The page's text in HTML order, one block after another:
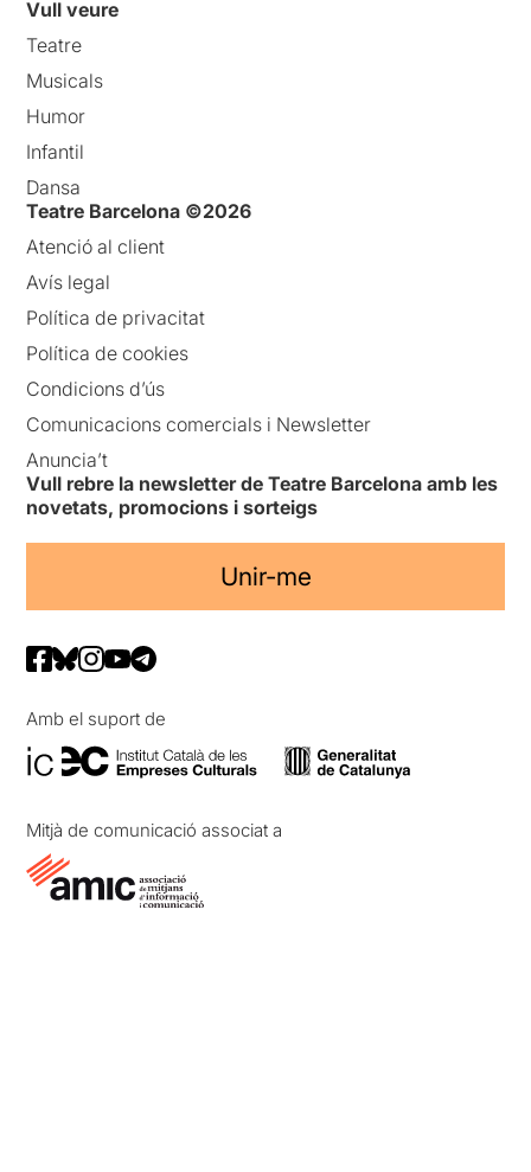
Vull veure
Teatre
Musicals
Humor
Infantil
Dansa
Teatre Barcelona ©2026
Atenció al client
Avís legal
Política de privacitat
Política de cookies
Condicions d’ús
Comunicacions comercials i Newsletter
Anuncia’t
Vull rebre la newsletter de Teatre Barcelona amb les
novetats, promocions i sorteigs
Unir-me
Amb el suport de
Mitjà de comunicació associat a